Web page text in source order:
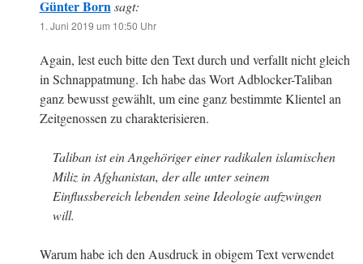
Günter Born sagt:
1. Juni 2019 um 10:50 Uhr
Again, lest euch bitte den Text durch und verfallt nicht gleich
in Schnappatmung. Ich habe das Wort Adblocker-Taliban
ganz bewusst gewählt, um eine ganz bestimmte Klientel an
Zeitgenossen zu charakterisieren.
Taliban ist ein Angehöriger einer radikalen islamischen
Miliz in Afghanistan, der alle unter seinem
Einflussbereich lebenden seine Ideologie aufzwingen
will.
Warum habe ich den Ausdruck in obigem Text verwendet